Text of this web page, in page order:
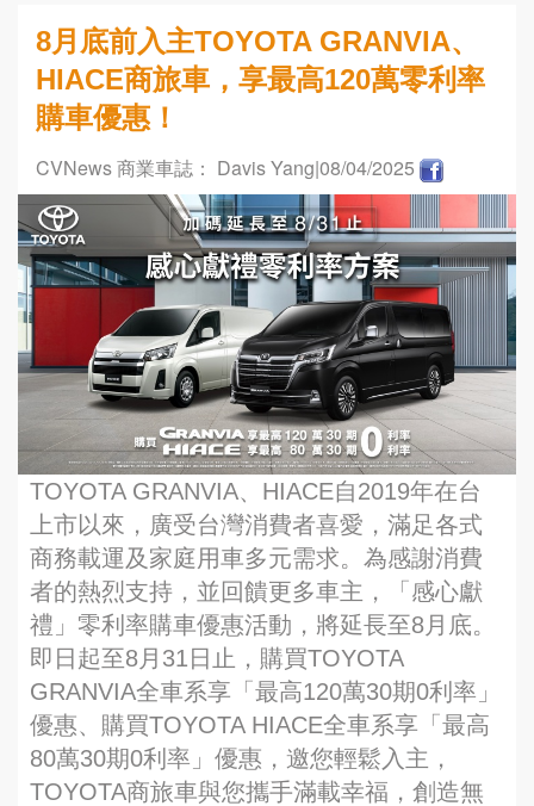
8月底前入主TOYOTA GRANVIA、
HIACE商旅車，享最高120萬零利率
購車優惠！
CVNews 商業車誌： Davis Yang|08/04/2025
TOYOTA GRANVIA、HIACE自2019年在台
上市以來，廣受台灣消費者喜愛，滿足各式
商務載運及家庭用車多元需求。為感謝消費
者的熱烈支持，並回饋更多車主，「感心獻
禮」零利率購車優惠活動，將延長至8月底。
即日起至8月31日止，購買TOYOTA
GRANVIA全車系享「最高120萬30期0利率」
優惠、購買TOYOTA HIACE全車系享「最高
80萬30期0利率」優惠，邀您輕鬆入主，
TOYOTA商旅車與您攜手滿載幸福，創造無